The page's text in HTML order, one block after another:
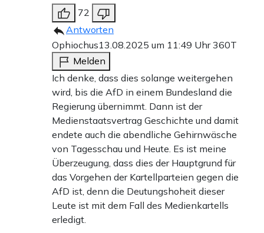
72
Antworten
Ophiochus13.08.2025 um 11:49 Uhr360T
Melden
Ich denke, dass dies solange weitergehen
wird, bis die AfD in einem Bundesland die
Regierung übernimmt. Dann ist der
Medienstaatsvertrag Geschichte und damit
endete auch die abendliche Gehirnwäsche
von Tagesschau und Heute. Es ist meine
Überzeugung, dass dies der Hauptgrund für
das Vorgehen der Kartellparteien gegen die
AfD ist, denn die Deutungshoheit dieser
Leute ist mit dem Fall des Medienkartells
erledigt.